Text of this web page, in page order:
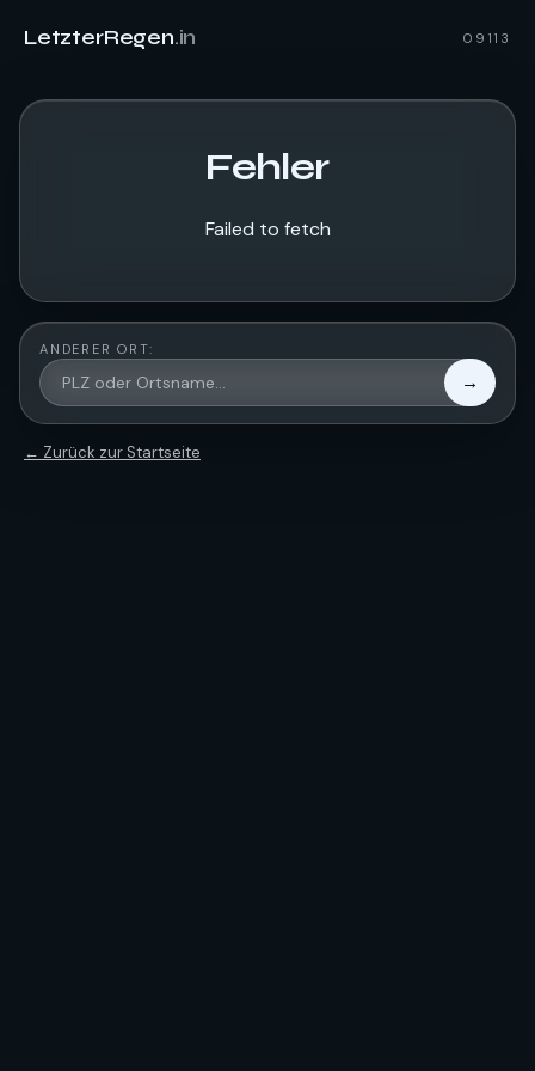
LetzterRegen.in 09113
Fehler
Failed to fetch
ANDERER ORT:
→
← Zurück zur Startseite